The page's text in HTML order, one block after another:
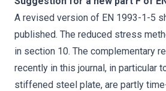
A revised version of EN 1993-1-5
published. The reduced stress
in section 10. The complementary
recently in this journal, in particular
stiffened steel plate, are partly